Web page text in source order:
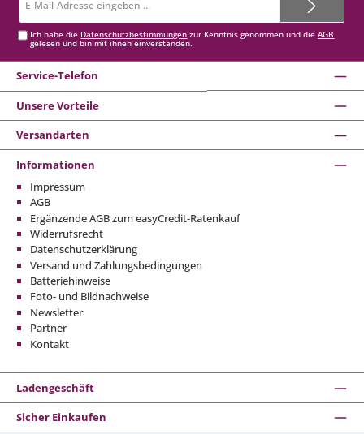
Mail-
Ich habe die Datenschutzbestimmungen zur Kenntnis genommen und dieAGB
gelesen und bin mit ihnen einverstanden.
Service-Telefon
Unsere Vorteile
Versandarten
Informationen
Impressum
AGB
Ergänzende AGB zum easyCredit-Ratenkauf
Widerrufsrecht
Datenschutzerklärung
Versand und Zahlungsbedingungen
Batteriehinweise
Foto- und Bildnachweise
Newsletter
Partner
Kontakt
Ladengeschäft
Sicher Einkaufen